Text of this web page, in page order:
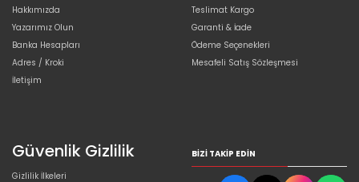
Hakkımızda
Yazarımız Olun
Banka Hesapları
Adres / Kroki
İletişim
Teslimat Kargo
Garanti & İade
Ödeme Seçenekleri
Mesafeli Satış Sözleşmesi
Güvenlik Gizlilik
Gizlilik İlkeleri
BIZI TAKIP EDIN